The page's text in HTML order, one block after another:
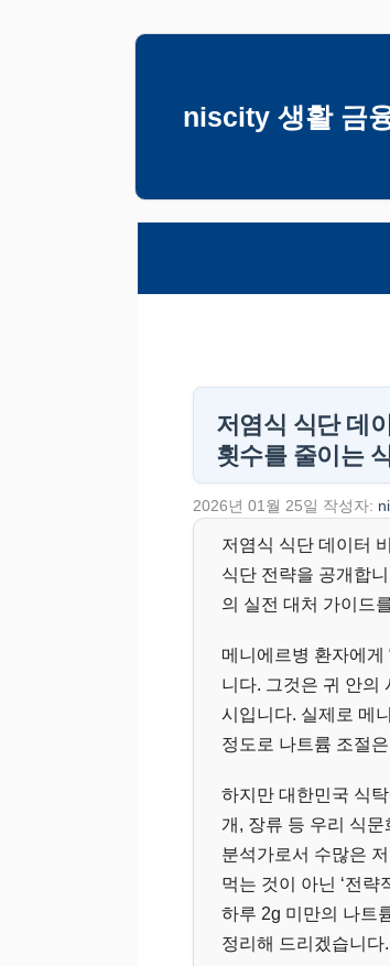
niscity 생활 금
저염식 식단 데
횟수를 줄이는
2026년 01월 25일 작성자:
저염식 식단 데이터
식단 전략을 공개합
의 실전 대처 가이드
메니에르병 환자에게
니다. 그것은 귀 안의
시입니다. 실제로 메
정도로 나트륨 조절
하지만 대한민국 식
개, 장류 등 우리 식
분석가로서 수많은
먹는 것이 아닌 ‘전
하루 2g 미만의 나트
정리해 드리겠습니다.